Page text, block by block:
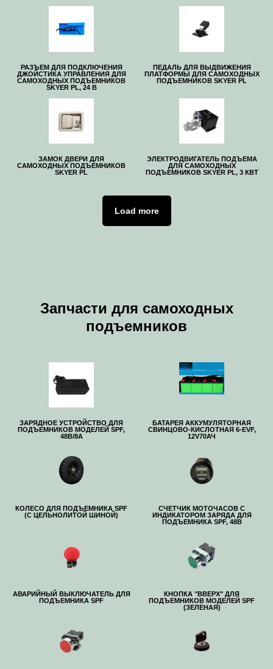
РАЗЪЕМ ДЛЯ ПОДКЛЮЧЕНИЯ
ДЖОЙСТИКА УПРАВЛЕНИЯ ДЛЯ
САМОХОДНЫХ ПОДЪЕМНИКОВ
SKYER PL, 24 В
ПЕДАЛЬ ДЛЯ ВЫДВИЖЕНИЯ
ПЛАТФОРМЫ ДЛЯ САМОХОДНЫХ
ПОДЪЕМНИКОВ SKYER PL
ЗАМОК ДВЕРИ ДЛЯ
САМОХОДНЫХ ПОДЪЕМНИКОВ
SKYER PL
ЭЛЕКТРОДВИГАТЕЛЬ ПОДЪЕМА
ДЛЯ САМОХОДНЫХ
ПОДЪЕМНИКОВ SKYER PL, 3 КВТ
Load more
Запчасти для самоходных
подъемников
ЗАРЯДНОЕ УСТРОЙСТВО ДЛЯ
ПОДЪЕМНИКОВ МОДЕЛЕЙ SPF,
48В/8А
БАТАРЕЯ АККУМУЛЯТОРНАЯ
СВИНЦОВО-КИСЛОТНАЯ 6-EVF,
12V70АЧ
КОЛЕСО ДЛЯ ПОДЪЕМНИКА SPF
(С ЦЕЛЬНОЛИТОЙ ШИНОЙ)
СЧЕТЧИК МОТОЧАСОВ С
ИНДИКАТОРОМ ЗАРЯДА ДЛЯ
ПОДЪЕМНИКА SPF, 48В
АВАРИЙНЫЙ ВЫКЛЮЧАТЕЛЬ ДЛЯ
ПОДЪЕМНИКА SPF
КНОПКА "ВВЕРХ" ДЛЯ
ПОДЪЕМНИКОВ МОДЕЛЕЙ SPF
(ЗЕЛЕНАЯ)